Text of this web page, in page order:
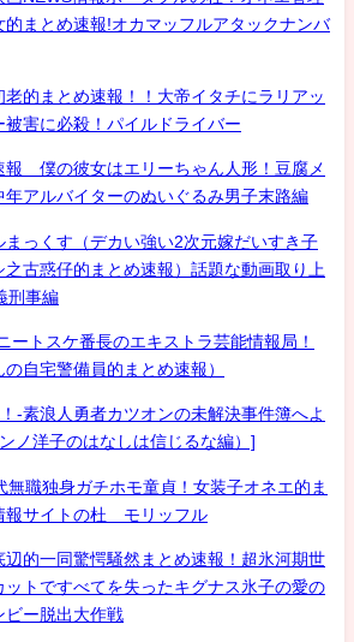
的まとめ速報!オカマッフルアタックナンバ
的まとめ速報！！大帝イタチにラリアッ
被害に必殺！パイルドライバー
報 僕の彼女はエリーちゃん人形！豆腐メ
年アルバイターのぬいぐるみ男子末路編
まっくす（デカい強い2次元嫁だいすき子
古惑仔的まとめ速報）話題な動画取り上
刑事編
ートスケ番長のエキストラ芸能情報局！
の自宅警備員的まとめ速報）
-素浪人勇者カツオンの未解決事件簿へよ
ノ洋子のはなしは信じるな編）]
独身ガチホモ童貞！女装子オネエ的ま
報サイトの杜 モリッフル
的一同驚愕騒然まとめ速報！超氷河期世
トですべてを失ったキグナス氷子の愛の
ビー脱出大作戦